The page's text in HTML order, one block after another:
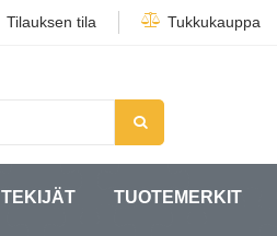
Tilauksen tila Tukkukauppa
TEKIJÄT TUOTEMERKIT